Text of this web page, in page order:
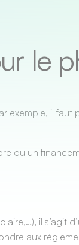
le
il faut
ou un
il s’agit
aux